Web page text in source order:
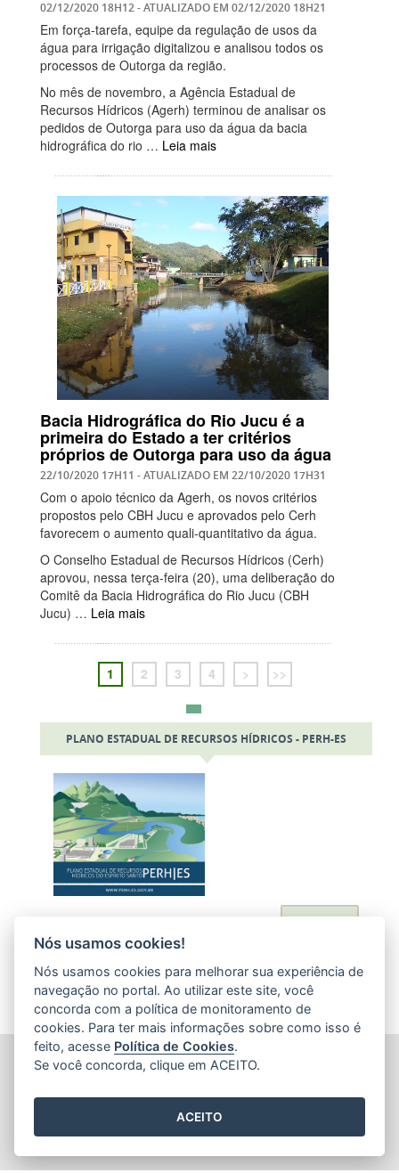
02/12/2020 18H12- ATUALIZADO EM 02/12/2020 18H21
Em força-tarefa, equipe da regulação de usos da
água para irrigação digitalizou e analisou todos os
processos de Outorga da região.
No mês de novembro, a Agência Estadual de
Recursos Hídricos (Agerh) terminou de analisar os
pedidos de Outorga para uso da água da bacia
hidrográfica do rio … Leia mais
Bacia Hidrográfica do Rio Jucu é a
primeira do Estado a ter critérios
próprios de Outorga para uso da água
22/10/2020 17H11 - ATUALIZADO EM 22/10/2020 17H31
Com o apoio técnico da Agerh, os novos critérios
propostos pelo CBH Jucu e aprovados pelo Cerh
favorecem o aumento quali-quantitativo da água.
O Conselho Estadual de Recursos Hídricos (Cerh)
aprovou, nessa terça-feira (20), uma deliberação do
Comitê da Bacia Hidrográfica do Rio Jucu (CBH
Jucu) … Leia mais
1 2 3 4 > >>
PLANO ESTADUAL DE RECURSOS HÍDRICOS - PERH-ES
Acessar
AGÊNCIA ESTADUAL DE RECURSOS HÍDRICOS (AGERH)
(Acesso pela Rua Dep. Nelson Monteiro) - Centro
CEP: 29.010-935 - Vitória / ES
Tel.: (27) 3347-6200
Nós usamos cookies!
Nós usamos cookies para melhorar sua experiência de
navegação no portal. Ao utilizar este site, você
concorda com a política de monitoramento de
cookies. Para ter mais informações sobre como isso é
feito, acesse Política de Cookies.
Se você concorda, clique em ACEITO.
ACEITO